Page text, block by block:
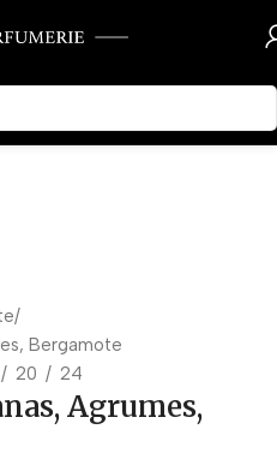
Bergamote
20 24
Agrumes,